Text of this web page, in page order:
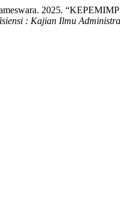
2025.
: Kajian Ilmu